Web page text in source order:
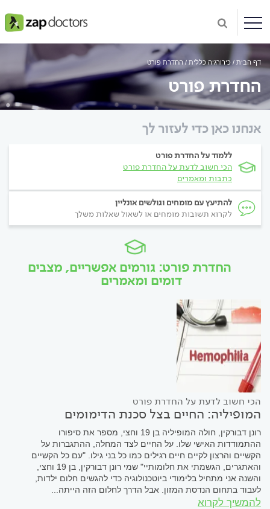
דף הבית כירורגיה כללית החדרת פורט
החדרת פורט
אנחנו כאן כדי לעזור לך
ללמוד על החדרת פורט
הכי חשוב לדעת על החדרת פורט
כתבות ומאמרים
להתיעץ עם מומחים וגולשים אונליין
לקרוא תשובות מומחים או לשאול שאלות משלך
החדרת פורט: גורמים אפשריים, מצבים
דומים ומאמרים
הכי חשוב לדעת על החדרת פורט
המופיליה: החיים בצל סכנת הדימומים
רונן דבורקין, חולה המופיליה בן 19 וחצי, מספר את סיפורו
ההתמודדות האישי שלו. על החיים לצד המחלה, ההתגברות על
הקשיים והרצון לקיים חיים רגילים כמו כל בני גילו. "עם כל הקשיים
והאתגרים, הגשמתי את חלומותיי" שמי רונן דבורקין, בן 19 וחצי,
והשנה אני מתחיל בלימודי ביוטכנולוגיה כדי להגשים חלום ילדות,
לעבוד בתחום הנדסת המזון. אבל הדרך לחלום הזה הייתה...
להמשיך לקרוא